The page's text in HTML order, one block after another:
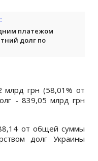
платежом
долг по
млрд грн (58,01% от
- 839,05 млрд грн
от общей суммы
долг Украины